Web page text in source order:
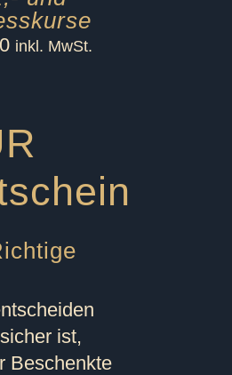
inkl. MwSt.
ist,
Beschenkte